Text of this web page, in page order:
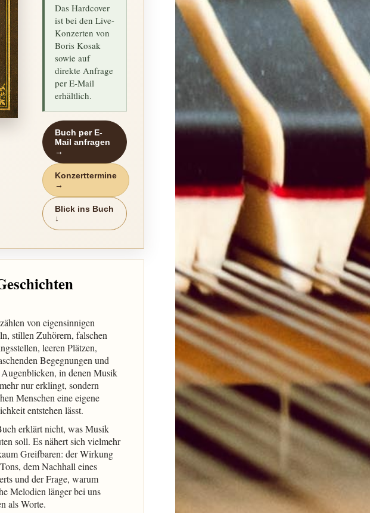
Das Hardcover
ist bei den Live-
Konzerten von
Boris Kosak
sowie auf
direkte Anfrage
per E-Mail
erhältlich.
Buch per E-
Mail anfragen
→
Konzerttermine
→
Blick ins Buch
↓
von eigensinnigen
stillen Zuhörern, falschen
leeren Plätzen,
Begegnungen und
in denen Musik
nur erklingt, sondern
Menschen eine eigene
entstehen lässt.
erklärt nicht, was Musik
soll. Es nähert sich vielmehr
Greifbaren: der Wirkung
dem Nachhall eines
und der Frage, warum
Melodien länger bei uns
als Worte.